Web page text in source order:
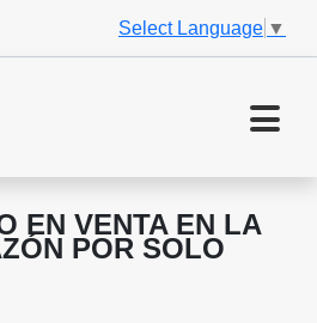
Select Language ▼
EN VENTA EN LA
POR SOLO